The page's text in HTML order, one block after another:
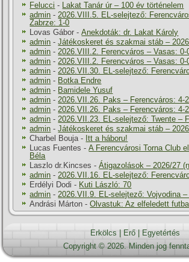
Felucci - Lakat Tanár úr – 100 év történelem
admin -2026.VIII.5. EL-selejtező:
Zabrze: 1-0
Lovas Gábor -Anekdoták: dr. Lakat Károly
admin -Játékoskeret és szakmai stáb –
admin -2026.VIII.2. Ferencváros – Vasas: 0-
admin -2026.VIII.2. Ferencváros – Vasas: 0-
admin -2026.VII.30. EL-selejtező:
admin - Botka Endre
admin - Bamidele Yusuf
admin -2026.VII.26. Paks – Ferencváros: 4-2
admin -2026.VII.26. Paks – Ferencváros: 4-2
admin -2026.VII.23. EL-selejtező: Twente –
admin -Játékoskeret és szakmai stáb –
Charbel Bouja- Itt a háboru!
Lucas Fuentes -A Ferencvárosi Torna Club
Béla
Laszlo dr.Kincses -Átigazolások – 2026/27
admin -2026.VII.16. EL-selejtező:
Erdélyi Dodi - Kuti László: 70
admin -2026.VII.9. EL-selejtező: Vojvodina
Andrási Márton -Olvastuk: Az elfeledett
Erkölcs Erő|
Egyetértés
Copyright © 2026. Minden jog